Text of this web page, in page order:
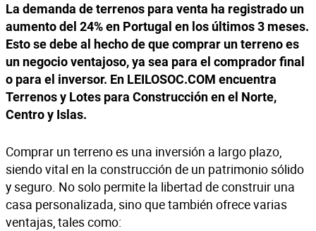
La demanda de terrenos para venta ha registrado un
aumento del 24% en Portugal en los últimos 3 meses.
Esto se debe al hecho de que comprar un terreno es
un negocio ventajoso, ya sea para el comprador final
o para el inversor. En LEILOSOC.COM encuentra
Terrenos y Lotes para Construcción en el Norte,
Centro y Islas.
Comprar un terreno es una inversión a largo plazo,
siendo vital en la construcción de un patrimonio sólido
y seguro. No solo permite la libertad de construir una
casa personalizada, sino que también ofrece varias
ventajas, tales como: